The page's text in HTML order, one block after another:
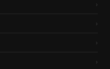
›
›
›
›